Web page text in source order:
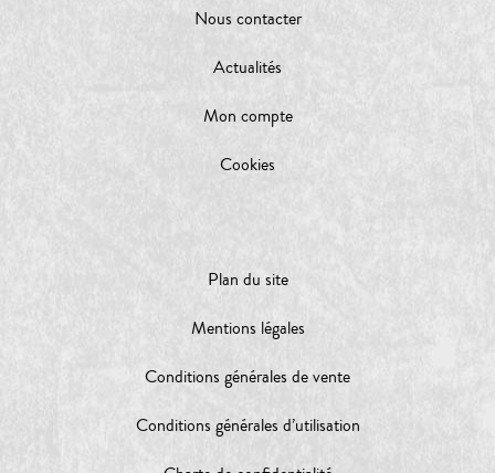
Nous contacter
Actualités
Mon compte
Cookies
Plan du site
Mentions légales
Conditions générales de vente
Conditions générales d’utilisation